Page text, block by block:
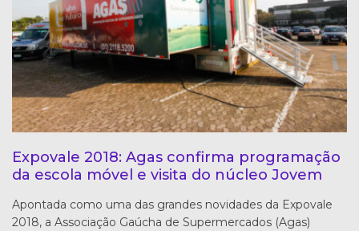
Expovale 2018: Agas confirma programação
da escola móvel e visita do núcleo Jovem
Apontada como uma das grandes novidades da Expovale
2018, a Associação Gaúcha de Supermercados (Agas)